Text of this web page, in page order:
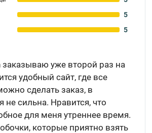
5
5
заказываю уже второй раз на
удобный сайт, где все
сделать заказ, в
не сильна. Нравится, что
для меня утреннее время.
которые приятно взять